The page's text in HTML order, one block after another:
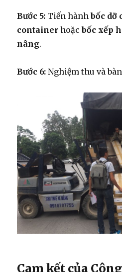
Bước 5: Tiến hànhbốc dỡ
container hoặcbốc xếp
nâng.
Bước 6: Nghiệm thu và
Cam kết của